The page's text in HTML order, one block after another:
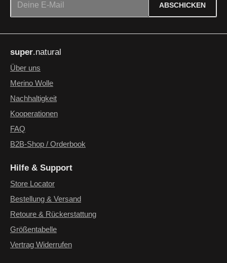
ABSCHICKEN
genommen und die
einverstanden.
Die mit einem Stern (*) markierten Felder sind Pflichtfelder.
super.natural
Über uns
Merino Wolle
Nachhaltigkeit
Kooperationen
FAQ
B2B-Shop / Orderbook
Hilfe & Support
Store Locator
Bestellung & Versand
Retoure & Rückerstattung
Größentabelle
Vertrag Widerrufen